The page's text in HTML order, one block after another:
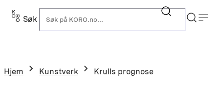
Hopp
Søk
Hjem Kunstverk Krulls prognose